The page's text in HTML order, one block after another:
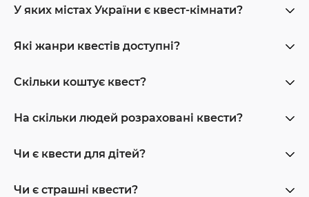
У яких містах України є квест-кімнати?
Які жанри квестів доступні?
Скільки коштує квест?
На скільки людей розраховані квести?
Чи є квести для дітей?
Чи є страшні квести?